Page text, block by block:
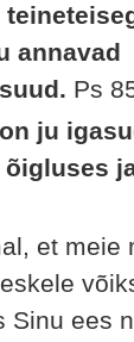
annavad
Ps
ju
et meie
Sinu ees